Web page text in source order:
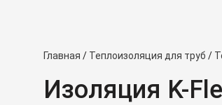
Главная / Теплоизоляция для труб /
Изоляция K-